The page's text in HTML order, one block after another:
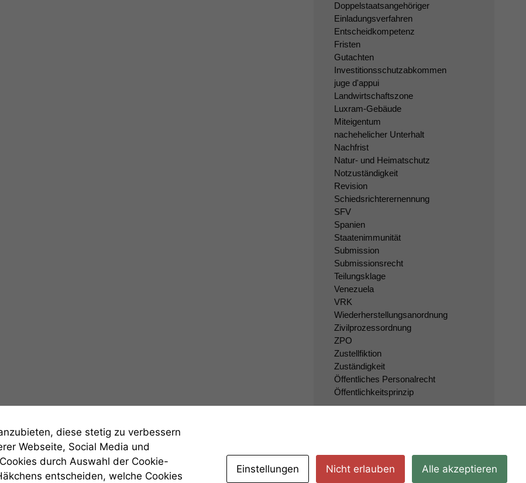
Doppelstaatsangehöriger
Einladungsverfahren
Entscheidkompetenz
Fristen
Gutachten
Investitionsschutzabkommen
juge d'appui
Landwirtschaftszone
Luxram-Gebäude
Miteigentum
nachehelicher Unterhalt
Nachfrist
Natur- und Heimatschutz
Notzuständigkeit
Revision
Schiedsrichterernennung
SFV
Spanien
Staatenimmunität
Submission
Submissionsrecht
Teilungsklage
Venezuela
VRK
Wiederherstellungsanordnung
Zivilprozessordnung
ZPO
Zustellfiktion
Zuständigkeit
Öffentliches Personalrecht
Öffentlichkeitsprinzip
diese stetig zu verbessern
Webseite, Social Media und
durch Auswahl der Cookie-
entscheiden, welche Cookies
Einstellungen Nicht erlauben Alle akzeptieren
Funktionalität
Funktionen auf
sind optional.
Wenn Sie
diese Option